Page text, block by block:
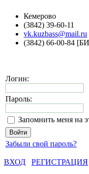
Кемерово
(3842) 39-60-11
vk.kuzbass@mail.ru
(3842) 66-00-84
Логин:
Пароль:
Запомнить меня на
Забыли свой пароль?
ВХОД
РЕГИСТРАЦИЯ